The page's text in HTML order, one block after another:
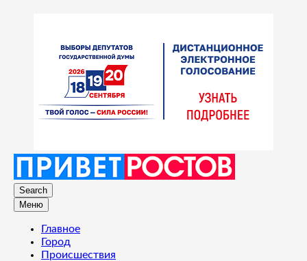
Search
Меню
Главное
Город
Происшествия